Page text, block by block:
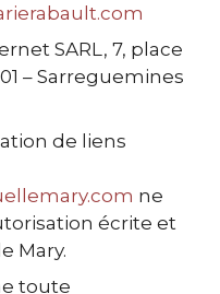
SARL, 7, place
– Sarreguemines
de liens
ne
écrite et
Mary.
toute